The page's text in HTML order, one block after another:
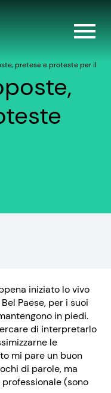
pretese e proteste per il
iniziato lo vivo
Paese, per i suoi
in piedi.
di interpretarlo
le
mi pare un buon
di parole, ma
(sono